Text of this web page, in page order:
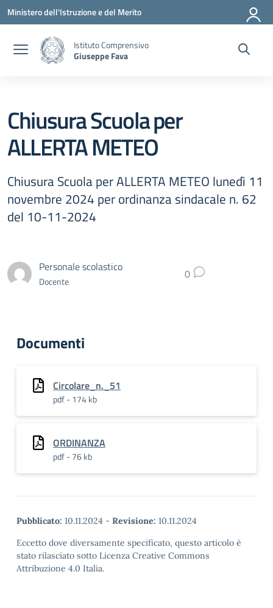
Vai ai contenuti
Vai al menu di navigazione
Vai al footer
Ministero dell'Istruzione e del Merito
Istituto Comprensivo
Giuseppe Fava
Chiusura Scuola per
ALLERTA METEO
Chiusura Scuola per ALLERTA METEO lunedì 11
novembre 2024 per ordinanza sindacale n. 62
del 10-11-2024
Personale scolastico
Docente 0
Documenti
Circolare_n._51
pdf - 174 kb
ORDINANZA
pdf - 76 kb
Pubblicato: 10.11.2024 - Revisione: 10.11.2024
Eccetto dove diversamente specificato, questo articolo è
stato rilasciato sotto Licenza Creative Commons
Attribuzione 4.0 Italia.